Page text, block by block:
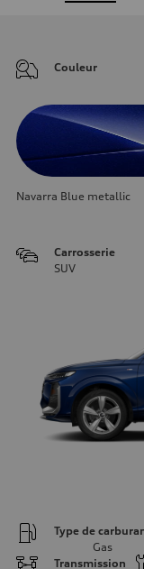
Couleur
Navarra Blue metallic
Carrosserie
SUV
Type de
Gas
Transmission